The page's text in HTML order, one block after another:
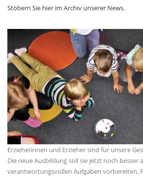
Stöbern Sie hier im Archiv unserer News.
Erzieherinnen und Erzieher sind für unsere
Die neue Ausbildung soll sie jetzt noch besser
verantwortungsvollen Aufgaben vorbereiten.